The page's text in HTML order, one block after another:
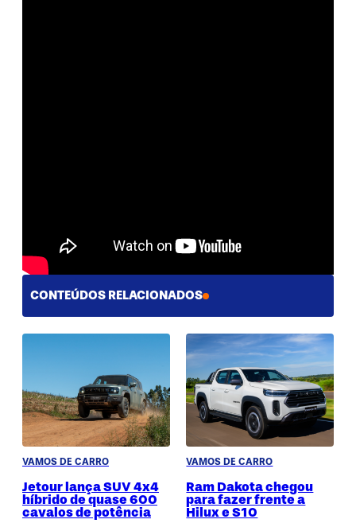
CONTEÚDOS RELACIONADOS
VAMOS DE CARRO
Jetour lança SUV 4x4
híbrido de quase 600
cavalos de potência
VAMOS DE CARRO
Ram Dakota chegou
para fazer frente a
Hilux e S10